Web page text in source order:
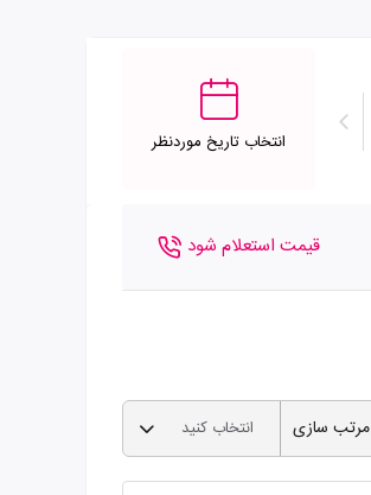
انتخاب تاریخ موردنظر
قیمت استعلام شود
مرتب سازی انتخاب کنید